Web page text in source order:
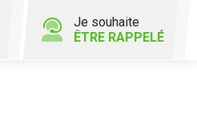
Je souhaite
ÊTRE RAPPELÉ